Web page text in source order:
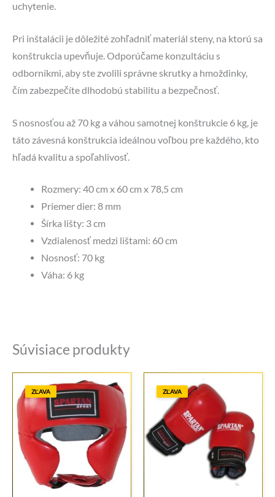
uchytenie.
Pri inštalácii je dôležité zohľadniť materiál steny, na ktorú sa
konštrukcia upevňuje. Odporúčame konzultáciu s
odborníkmi, aby ste zvolili správne skrutky a hmoždinky,
čím zabezpečíte dlhodobú stabilitu a bezpečnosť.
S nosnosťou až 70 kg a váhou samotnej konštrukcie 6 kg, je
táto závesná konštrukcia ideálnou voľbou pre každého, kto
hľadá kvalitu a spoľahlivosť.
Rozmery: 40 cm x 60 cm x 78,5 cm
Priemer dier: 8 mm
Šírka lišty: 3 cm
Vzdialenosť medzi lištami: 60 cm
Nosnosť: 70 kg
Váha: 6 kg
Súvisiace produkty
ZĽAVA ZĽAVA